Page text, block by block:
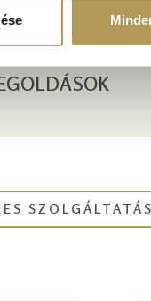
más olyan adatokkal,
SZOLGÁLTATÁS